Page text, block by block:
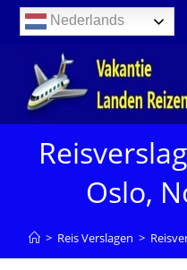
naar
Nederlands
Oslo,
> Reis Verslagen >